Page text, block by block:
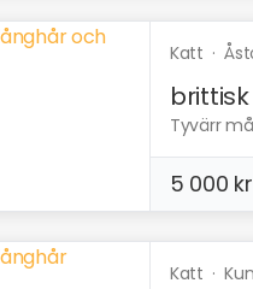
Katt ·
Tyvärr
5 000 kr
Katt ·